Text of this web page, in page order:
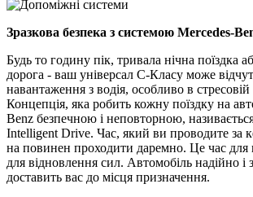
Зразкова безпека з системою Mercedes-
Будь то годину пік, тривала нічна поїздка
дорога - ваш універсал C-Класу може
навантаження з водія, особливо в стресовій
Концепція, яка робить кожну поїздку на
Benz безпечною і неповторною,
Intelligent Drive. Час, який ви проводите за
на повинен проходити даремно. Це час для
для відновлення сил. Автомобіль надійно і
доставить вас до місця призначення.